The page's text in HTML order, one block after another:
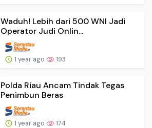
Waduh! Lebih dari 500 WNI Jadi
Operator Judi Onlin...
1 year ago 193
Polda Riau Ancam Tindak Tegas
Penimbun Beras
1 year ago 174